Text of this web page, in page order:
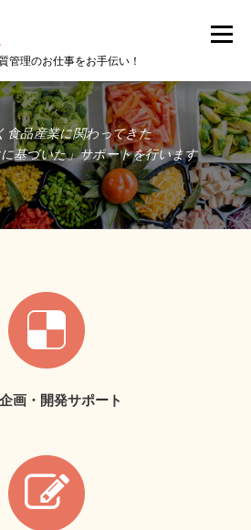
管理のお仕事をお手伝い！
メニュー
NEWS ABOUT
食品産業に関わってきた
に基づいた」サポートを行います
画・開発サポート